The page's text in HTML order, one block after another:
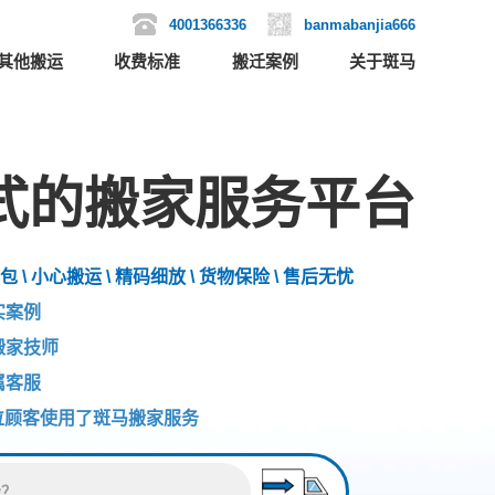
4001366336 banmabanjia666
他搬运 收费标准 搬迁案例 关于斑马
的搬家服务平台
\ 小心搬运 \ 精码细放 \ 货物保险 \ 售后无忧
案例
家技师
客服
顾客使用了斑马搬家服务